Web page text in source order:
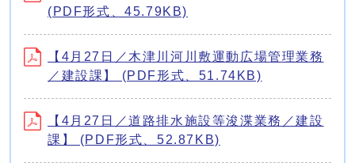
(PDF形式、45.79KB)
【4月27日／木津川河川敷運動広場管理業務
／建設課】 (PDF形式、51.74KB)
【4月27日／道路排水施設等浚渫業務／建設
課】 (PDF形式、52.87KB)